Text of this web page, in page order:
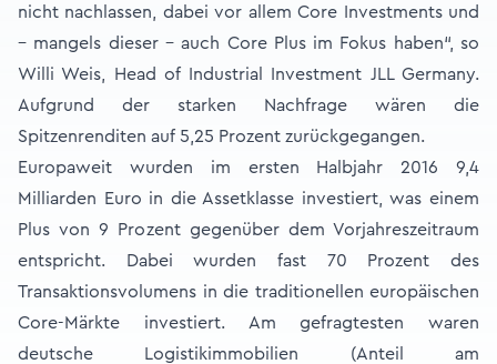
nicht nachlassen, dabei vor allem Core Investments und
– mangels dieser – auch Core Plus im Fokus haben“, so
Willi Weis, Head of Industrial Investment JLL Germany.
Aufgrund der starken Nachfrage wären die
Spitzenrenditen auf 5,25 Prozent zurückgegangen.
Europaweit wurden im ersten Halbjahr 2016 9,4
Milliarden Euro in die Assetklasse investiert, was einem
Plus von 9 Prozent gegenüber dem Vorjahreszeitraum
entspricht. Dabei wurden fast 70 Prozent des
Transaktionsvolumens in die traditionellen europäischen
Core-Märkte investiert. Am gefragtesten waren
deutsche Logistikimmobilien (Anteil am